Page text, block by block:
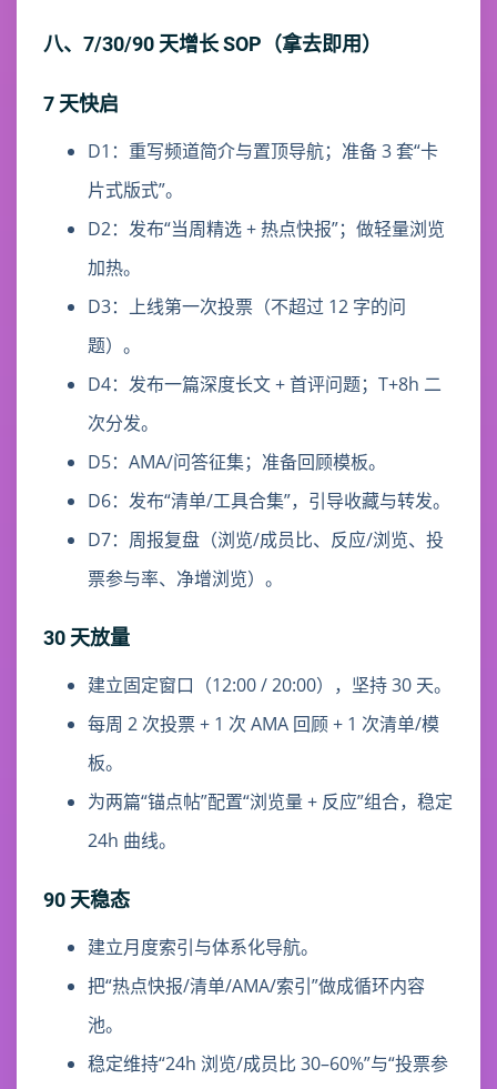
八、7/30/90 天增长 SOP（拿去即用）
7 天快启
D1：重写频道简介与置顶导航；准备 3 套“卡
片式版式”。
D2：发布“当周精选 + 热点快报”；做轻量浏览
加热。
D3：上线第一次投票（不超过 12 字的问
题）。
D4：发布一篇深度长文 + 首评问题；T+8h 二
次分发。
D5：AMA/问答征集；准备回顾模板。
D6：发布“清单/工具合集”，引导收藏与转发。
D7：周报复盘（浏览/成员比、反应/浏览、投
票参与率、净增浏览）。
30 天放量
建立固定窗口（12:00 / 20:00），坚持 30 天。
每周 2 次投票 + 1 次 AMA 回顾 + 1 次清单/模
板。
为两篇“锚点帖”配置“浏览量 + 反应”组合，稳定
24h 曲线。
90 天稳态
建立月度索引与体系化导航。
把“热点快报/清单/AMA/索引”做成循环内容
池。
稳定维持“24h 浏览/成员比 30–60%”与“投票参